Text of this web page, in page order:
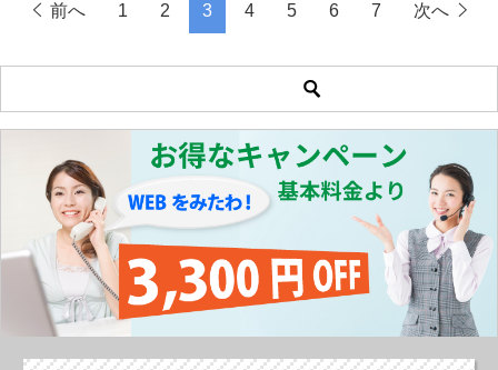
前へ 1 2 3 4 5 6 7 次へ